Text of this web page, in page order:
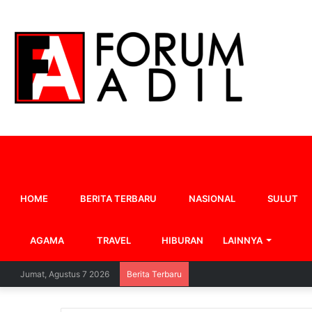
HOME BERITA TERBARU NASIONAL SULUT
AGAMA TRAVEL HIBURAN LAINNYA
Jumat, Agustus 7 2026 Berita Terbaru